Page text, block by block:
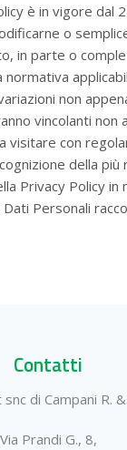
è in vigore dal
o
in parte o
normativa
non
vincolanti non
visitare con
della più
Privacy Policy in
Personali
Contatti
di Campani R. &
Via Prandi G., 8,